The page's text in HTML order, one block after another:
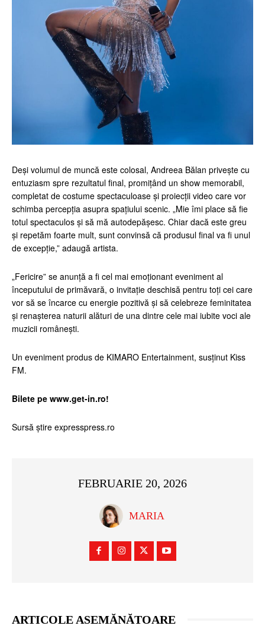
Deși volumul de muncă este colosal, Andreea Bălan privește cu
entuziasm spre rezultatul final, promițând un show memorabil,
completat de costume spectaculoase și proiecții video care vor
schimba percepția asupra spațiului scenic. „Mie îmi place să fie
totul spectaculos și să mă autodepășesc. Chiar dacă este greu
și repetăm foarte mult, sunt convinsă că produsul final va fi unul
de excepție,” adaugă artista.
„Fericire” se anunță a fi cel mai emoționant eveniment al
începutului de primăvară, o invitație deschisă pentru toți cei care
vor să se încarce cu energie pozitivă și să celebreze feminitatea
și renașterea naturii alături de una dintre cele mai iubite voci ale
muzicii românești.
Un eveniment produs de KIMARO Entertainment, susținut Kiss
FM.
Bilete pe www.get-in.ro!
Sursă știre expresspress.ro
FEBRUARIE 20, 2026
MARIA
ARTICOLE ASEMĂNĂTOARE